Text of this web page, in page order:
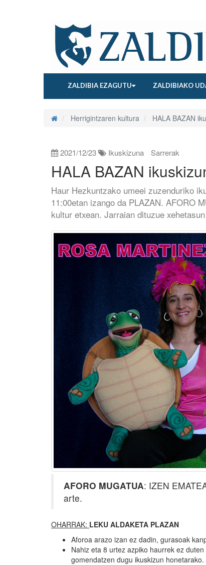
ZALDIBIA EZAGUTU ZALDIBIAKO
Herrigintzaren kultura HALA BAZAN
2021/12/23 Ikuskizuna Sarrerak
HALA BAZAN
Haur Hezkuntzako umeei zuzenduriko
11:00etan izango da PLAZAN. AFORO
kultur etxean. Jarraian dituzue
AFORO MUGATUA: IZEN
arte.
OHARRAK: LEKU ALDAKETA PLAZAN
Aforoa arazo izan ez dadin, gurasoak
Nahiz eta 8 urtez azpiko haurrek ez
gomendatzen dugu ikuskizun honetarako.